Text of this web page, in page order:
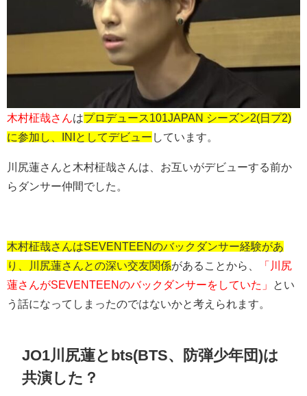
木村柾哉さんはプロデュース101JAPAN シーズン2(日プ2)
に参加し、INIとしてデビュー しています。
川尻蓮さんと木村柾哉さんは、お互いがデビューする前か
らダンサー仲間でした。
木村柾哉さんはSEVENTEENのバックダンサー経験があ
り、川尻蓮さんとの深い交友関係があることから、
「川尻
蓮さんがSEVENTEENのバックダンサーをしていた」
とい
う話になってしまったのではないかと考えられます。
JO1川尻蓮とbts(BTS、防弾少年団)は
共演した？